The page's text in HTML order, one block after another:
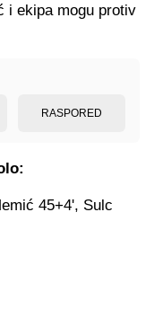
i ekipa mogu protiv
RASPORED
45+4', Sulc